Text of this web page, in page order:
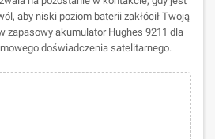
aby niski poziom baterii zakłócił Twoją
zapasowy akumulator Hughes 9211 dla
doświadczenia satelitarnego.